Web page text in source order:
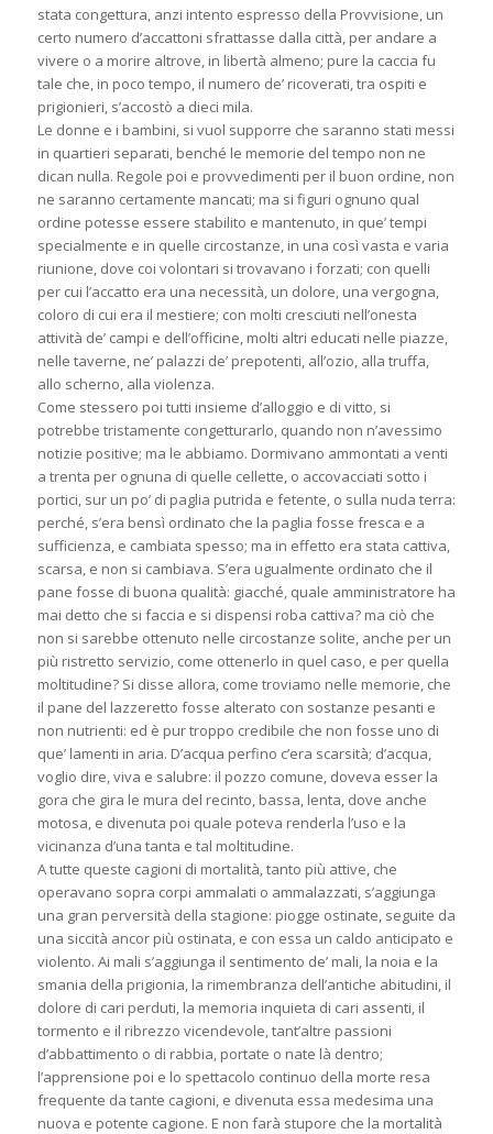
stata congettura, anzi intento espresso della Provvisione, un
certo numero d’accattoni sfrattasse dalla città, per andare a
vivere o a morire altrove, in libertà almeno; pure la caccia fu
tale che, in poco tempo, il numero de’ ricoverati, tra ospiti e
prigionieri, s’accostò a dieci mila.
Le donne e i bambini, si vuol supporre che saranno stati messi
in quartieri separati, benché le memorie del tempo non ne
dican nulla. Regole poi e provvedimenti per il buon ordine, non
ne saranno certamente mancati; ma si figuri ognuno qual
ordine potesse essere stabilito e mantenuto, in que’ tempi
specialmente e in quelle circostanze, in una così vasta e varia
riunione, dove coi volontari si trovavano i forzati; con quelli
per cui l’accatto era una necessità, un dolore, una vergogna,
coloro di cui era il mestiere; con molti cresciuti nell’onesta
attività de’ campi e dell’officine, molti altri educati nelle piazze,
nelle taverne, ne’ palazzi de’ prepotenti, all’ozio, alla truffa,
allo scherno, alla violenza.
Come stessero poi tutti insieme d’alloggio e di vitto, si
potrebbe tristamente congetturarlo, quando non n’avessimo
notizie positive; ma le abbiamo. Dormivano ammontati a venti
a trenta per ognuna di quelle cellette, o accovacciati sotto i
portici, sur un po’ di paglia putrida e fetente, o sulla nuda terra:
perché, s’era bensì ordinato che la paglia fosse fresca e a
sufficienza, e cambiata spesso; ma in effetto era stata cattiva,
scarsa, e non si cambiava. S’era ugualmente ordinato che il
pane fosse di buona qualità: giacché, quale amministratore ha
mai detto che si faccia e si dispensi roba cattiva? ma ciò che
non si sarebbe ottenuto nelle circostanze solite, anche per un
più ristretto servizio, come ottenerlo in quel caso, e per quella
moltitudine? Si disse allora, come troviamo nelle memorie, che
il pane del lazzeretto fosse alterato con sostanze pesanti e
non nutrienti: ed è pur troppo credibile che non fosse uno di
que’ lamenti in aria. D’acqua perfino c’era scarsità; d’acqua,
voglio dire, viva e salubre: il pozzo comune, doveva esser la
gora che gira le mura del recinto, bassa, lenta, dove anche
motosa, e divenuta poi quale poteva renderla l’uso e la
vicinanza d’una tanta e tal moltitudine.
A tutte queste cagioni di mortalità, tanto più attive, che
operavano sopra corpi ammalati o ammalazzati, s’aggiunga
una gran perversità della stagione: piogge ostinate, seguite da
una siccità ancor più ostinata, e con essa un caldo anticipato e
violento. Ai mali s’aggiunga il sentimento de’ mali, la noia e la
smania della prigionia, la rimembranza dell’antiche abitudini, il
dolore di cari perduti, la memoria inquieta di cari assenti, il
tormento e il ribrezzo vicendevole, tant’altre passioni
d’abbattimento o di rabbia, portate o nate là dentro;
l’apprensione poi e lo spettacolo continuo della morte resa
frequente da tante cagioni, e divenuta essa medesima una
nuova e potente cagione. E non farà stupore che la mortalità